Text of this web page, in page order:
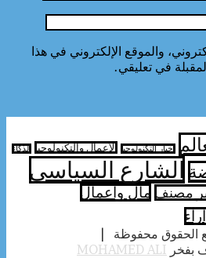
والموقع الإلكتروني في هذا
في تعليقي.
اخبار التكنولوجيا الأعمال والتكنولوجيا الذكاء
الشارع السياسي
مصنف مال واعمال
بفخر MOHAMED ALI